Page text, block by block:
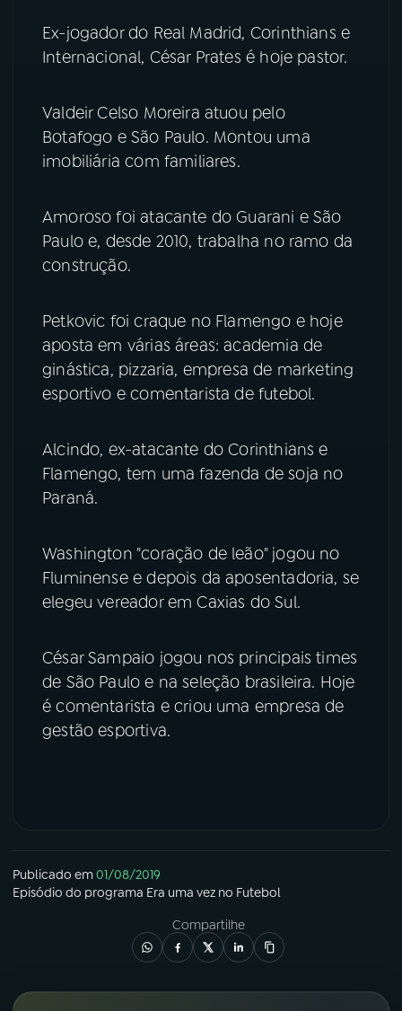
Ex-jogador do Real Madrid, Corinthians e
Internacional, César Prates é hoje pastor.
Valdeir Celso Moreira atuou pelo
Botafogo e São Paulo. Montou uma
imobiliária com familiares.
Amoroso foi atacante do Guarani e São
Paulo e, desde 2010, trabalha no ramo da
construção.
Petkovic foi craque no Flamengo e hoje
aposta em várias áreas: academia de
ginástica, pizzaria, empresa de marketing
esportivo e comentarista de futebol.
Alcindo, ex-atacante do Corinthians e
Flamengo, tem uma fazenda de soja no
Paraná.
Washington "coração de leão" jogou no
Fluminense e depois da aposentadoria, se
elegeu vereador em Caxias do Sul.
César Sampaio jogou nos principais times
de São Paulo e na seleção brasileira. Hoje
é comentarista e criou uma empresa de
gestão esportiva.
Publicado em01/08/2019
Episódio do programa Era uma vez no Futebol
Compartilhe